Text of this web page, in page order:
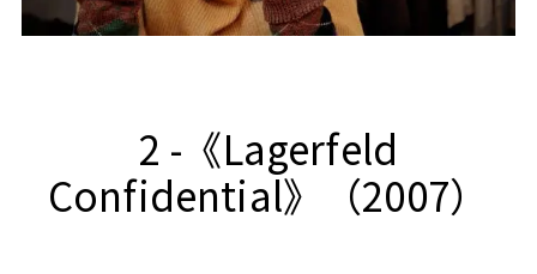
2 -《Lagerfeld
Confidential》（2007）